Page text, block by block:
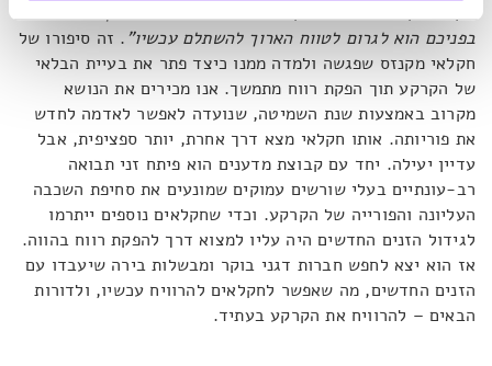
והן מתמקדות במבט עמוק אל העתיד."הכלי הראשון שאציג
בפניכם הוא לגרום לטווח הארוך להשתלם עכשיו". זה סיפורו של
חקלאי מקנזס שפגשה ולמדה ממנו כיצד פתר את בעיית הבלאי
של הקרקע תוך הפקת רווח מתמשך. אנו מכירים את הנושא
מקרוב באמצעות שנת השמיטה, שנועדה לאפשר לאדמה לחדש
את פוריותה. אותו חקלאי מצא דרך אחרת, יותר ספציפית, אבל
עדיין יעילה. יחד עם קבוצת מדענים הוא פיתח זני תבואה
רב-עונתיים בעלי שורשים עמוקים שמונעים את סחיפת השכבה
העליונה והפורייה של הקרקע. וכדי שחקלאים נוספים ייתרמו
לגידול הזנים החדשים היה עליו למצוא דרך להפקת רווח בהווה.
אז הוא יצא לחפש חברות דגני בוקר ומבשלות בירה שיעבדו עם
הזנים החדשים, מה שאפשר לחקלאים להרוויח עכשיו, ולדורות
הבאים – להרוויח את הקרקע בעתיד.